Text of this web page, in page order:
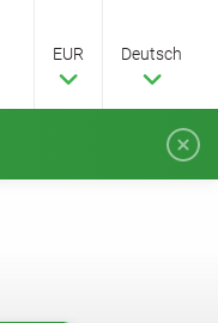
EUR Deutsch